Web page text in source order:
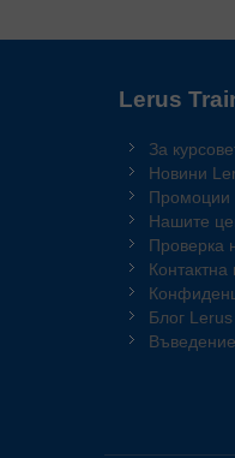
Lerus
За
Новини
Промоции
Нашите
Проверка
Блог Lerus